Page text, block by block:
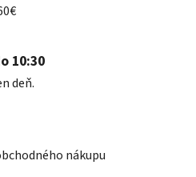
10:30
deň.
nákupu